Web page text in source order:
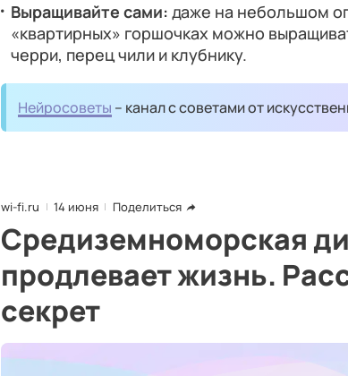
Выращивайте сами: даже на небольшом
«квартирных» горшочках можно
черри, перец чили и клубнику.
Нейросоветы – канал с советами от
wi-fi.ru 14 июня Поделиться
Средиземноморская
продлевает жизнь.
секрет